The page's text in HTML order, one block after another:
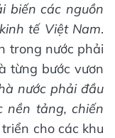
biến các nguồn
tế Việt Nam.
trong nước phải
từng bước vươn
nước phải đầu
tảng, chiến
cho các khu